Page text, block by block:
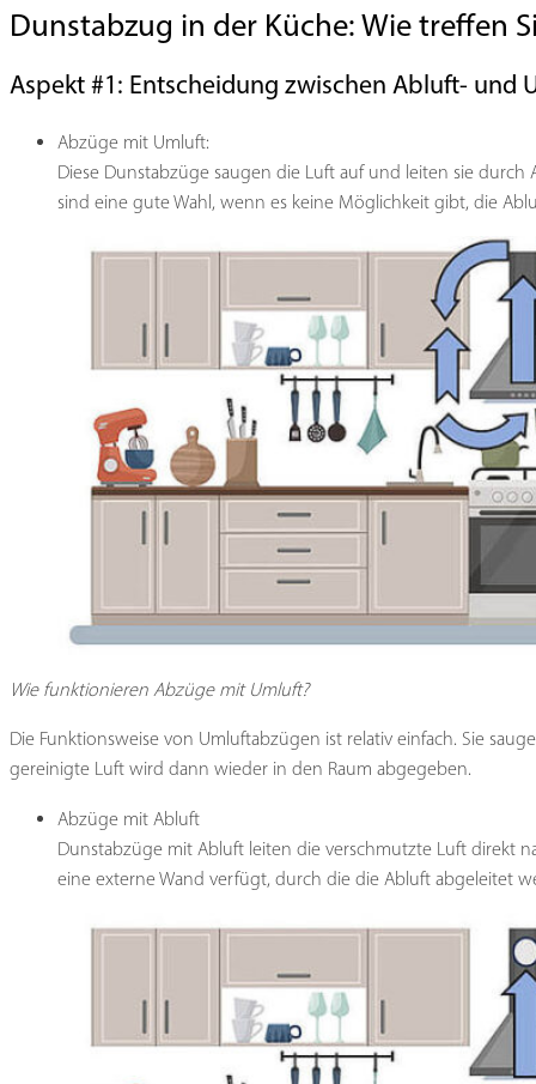
Dunstabzug in der Küche: Wie treffen
Aspekt #1: Entscheidung zwischen Abluft- und
Abzüge mit Umluft:
Diese Dunstabzüge saugen die Luft auf und leiten sie
sind eine gute Wahl, wenn es keine Möglichkeit gibt, die
Wie funktionieren Abzüge mit Umluft?
Die Funktionsweise von Umluftabzügen ist relativ einfach. Sie
gereinigte Luft wird dann wieder in den Raum abgegeben.
Abzüge mit Abluft
Dunstabzüge mit Abluft leiten die verschmutzte Luft direkt
eine externe Wand verfügt, durch die die Abluft abgeleitet